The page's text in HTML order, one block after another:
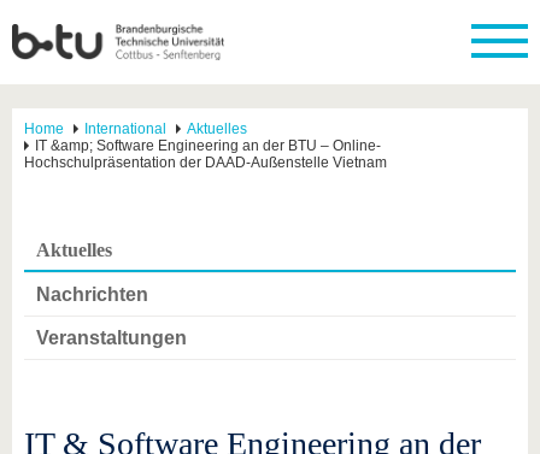
Home International
Aktuelles
IT &amp; Software Engineering an der BTU – Online-
Hochschulpräsentation der DAAD-Außenstelle Vietnam
Aktuelles
Nachrichten
Veranstaltungen
IT & Software Engineering an der